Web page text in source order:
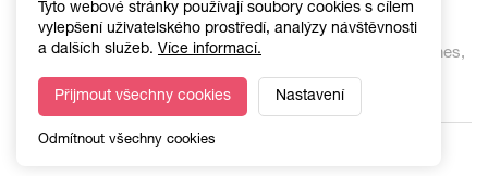
Copyright © 2026, FTL – First Transport Lines,
Tyto webové stránky používají soubory cookies s cílem
vylepšení uživatelského prostředí, analýzy návštěvnosti
a dalších služeb. Více informací.
Přijmout všechny cookies Nastavení
Odmítnout všechny cookies